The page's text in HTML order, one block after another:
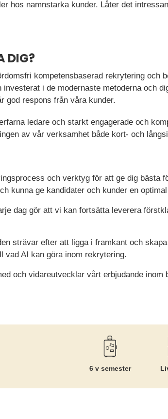
hos namnstarka kunder. Låter det
DIG?
kompetensbaserad rekrytering och
i de modernaste metoderna och
god respons från våra kunder.
ledare och starkt engagerade och
av vår verksamhet både kort- och
och verktyg för att ge dig bästa
kunna ge kandidater och kunder en
dag gör att vi kan fortsätta leverera
strävar efter att ligga i framkant och
vad AI kan göra inom rekrytering.
och vidareutvecklar vårt erbjudande inom
6 v semester